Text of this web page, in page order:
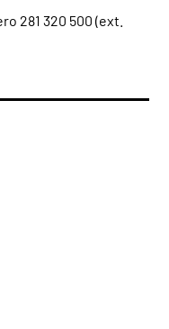
281 320 500 (ext.